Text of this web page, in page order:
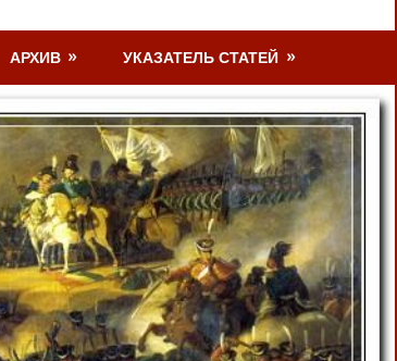
АРХИВ УКАЗАТЕЛЬ СТАТЕЙ